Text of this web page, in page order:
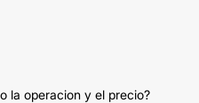
la operacion y el precio?